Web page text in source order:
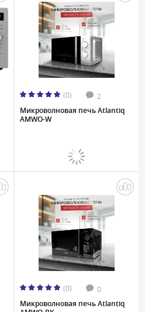
(0) 2
Микроволновая печь Atlantiq
AMWO-W
(0) 0
Микроволновая печь Atlantiq